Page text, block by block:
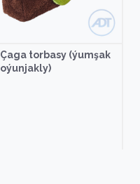
Çaga torbasy (ýumşak
oýunjakly)